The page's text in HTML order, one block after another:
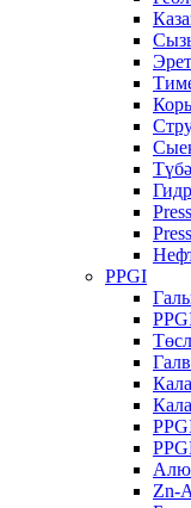
PPGI
Zn-